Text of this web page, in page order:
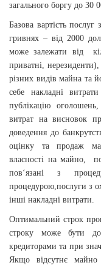
загального боргу до 30
Базова вартість
гривнях – від 2000
може залежати від
приватні,
різних видів майна та
себе накладні
публікацію
витрат на висновок
доведення до
оцінку та продаж
власності на майно,
пов‘язані з
процедурою,послуги з
інші накладні витрати.
Оптимальний строк
строку може бути
кредиторами та при
Якщо відсутнє